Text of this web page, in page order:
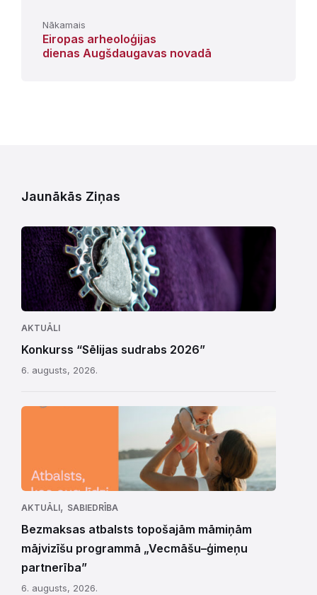
Nākamais
Eiropas arheoloģijas
dienas Augšdaugavas novadā
Jaunākās Ziņas
AKTUĀLI
Konkurss “Sēlijas sudrabs 2026”
6. augusts, 2026.
AKTUĀLI, SABIEDRĪBA
Bezmaksas atbalsts topošajām māmiņām
mājvizīšu programmā „Vecmāšu–ģimeņu
partnerība”
6. augusts, 2026.